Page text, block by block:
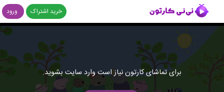
خرید اشتراک ورود
برای تماشای کارتون نیاز است وارد سایت بشوید.